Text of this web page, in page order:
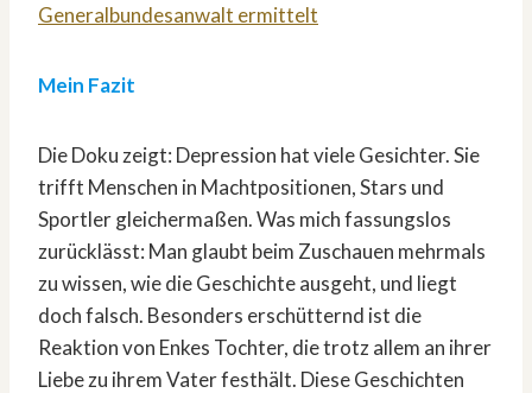
Generalbundesanwalt ermittelt
Mein Fazit
Die Doku zeigt: Depression hat viele Gesichter. Sie
trifft Menschen in Machtpositionen, Stars und
Sportler gleichermaßen. Was mich fassungslos
zurücklässt: Man glaubt beim Zuschauen mehrmals
zu wissen, wie die Geschichte ausgeht, und liegt
doch falsch. Besonders erschütternd ist die
Reaktion von Enkes Tochter, die trotz allem an ihrer
Liebe zu ihrem Vater festhält. Diese Geschichten